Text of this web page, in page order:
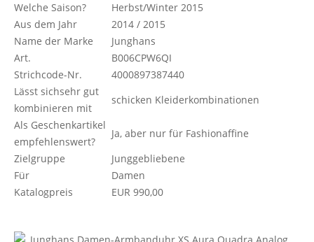
Welche Saison?
Herbst/Winter 2015
Aus dem Jahr
2014 / 2015
Name der Marke
Junghans
Art.
B006CPW6QI
Strichcode-Nr.
4000897387440
Lässt sichsehr gut
kombinieren mit
schicken Kleiderkombinationen
Als Geschenkartikel
empfehlenswert?
Ja, aber nur für Fashionaffine
Zielgruppe
Junggebliebene
Für
Damen
Katalogpreis
EUR 990,00